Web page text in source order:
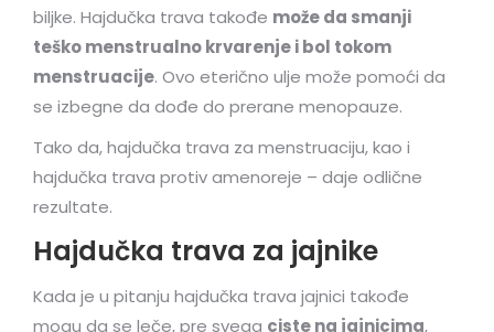
biljke. Hajdučka trava takođe može da smanji
teško menstrualno krvarenje i bol tokom
menstruacije. Ovo eterično ulje može pomoći da
se izbegne da dođe do prerane menopauze.
Tako da, hajdučka trava za menstruaciju, kao i
hajdučka trava protiv amenoreje – daje odlične
rezultate.
Hajdučka trava za jajnike
Kada je u pitanju hajdučka trava jajnici takođe
mogu da se leče, pre svega ciste na jajnicima,